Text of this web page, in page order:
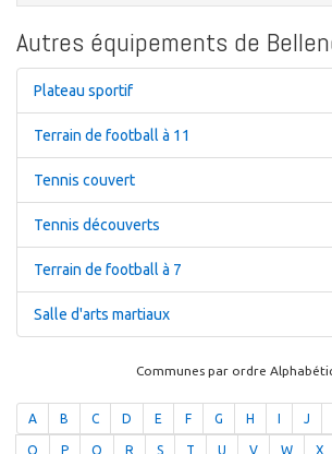
Autres équipements de
Plateau sportif
Terrain de football à 11
Tennis couvert
Tennis découverts
Terrain de football à 7
Salle d'arts martiaux
Communes par ordre
A B C D E F G H J
O P Q R S T U V W X